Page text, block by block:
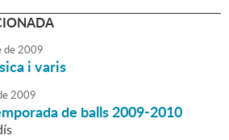
de2009
i varis
2009
de balls 2009-2010